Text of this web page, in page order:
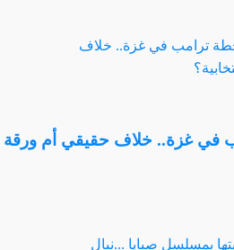
في غزة.. خلاف حقيقي أم ورقة